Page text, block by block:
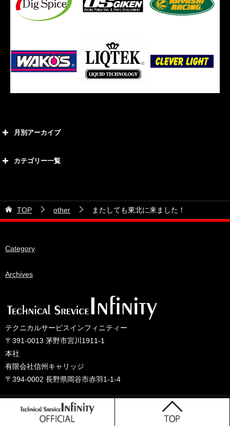
月別アーカイブ
2026年5月
2026年4月
2026年2月
2025年11月
2025年9月
2025年7月
2025年6月
2025年4月
カテゴリー一覧
21号車
28号車
ORC
other
PLUS ONEオイル
TONE工具
TOP other またしても東北に来ました！
Category
Archives
テクニカルサービスインフィニティー
〒391-0013 茅野市宮川1911-1
本社
有限会社信州キャリッジ
〒394-0002 長野県岡谷市赤羽1-1-4
© 2025 テクニカルサービスインフィニティーのブログ